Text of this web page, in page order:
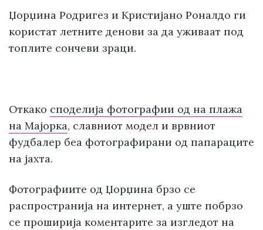
Џорџина Родригез и Кристијано Роналдо ги
користат летните денови за да уживаат под
топлите сончеви зраци.
Откако споделија фотографии од на плажа
на Мајорка, славниот модел и врвниот
фудбалер беа фотографирани од папараците
на јахта.
Фотографиите од Џорџина брзо се
распространија на интернет, а уште побрзо
се проширија коментарите за изгледот на